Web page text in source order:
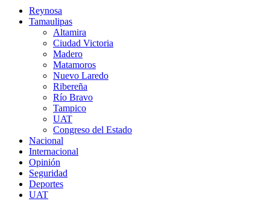
Reynosa
Tamaulipas
Altamira
Ciudad Victoria
Madero
Matamoros
Nuevo Laredo
Ribereña
Río Bravo
Tampico
UAT
Congreso del Estado
Nacional
Internacional
Opinión
Seguridad
Deportes
UAT